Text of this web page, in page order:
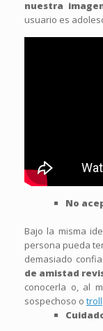
nuestra
usuario es
No
Bajo la misma
persona pueda
demasiado
de amistad
conocerla o, al
sospechoso o troll